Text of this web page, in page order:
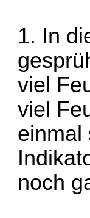
1. In
viel
viel
einmal
noch